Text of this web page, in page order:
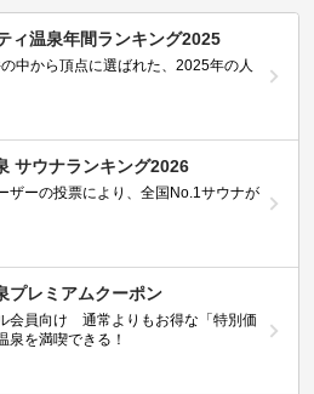
ィ温泉年間ランキング2025
中から頂点に選ばれた、2025年の人
サウナランキング2026
ザーの投票により、全国No.1サウナが
プレミアムクーポン
会員向け 通常よりもお得な「特別価
泉を満喫できる！